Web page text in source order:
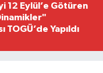
12 Eylül’e Götüren
TOGÜ’de Yapıldı